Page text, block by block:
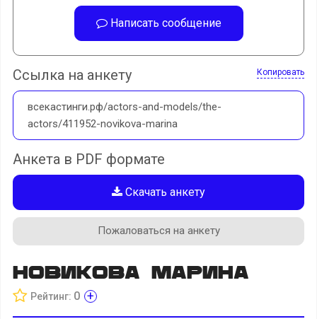
Написать сообщение
Ссылка на анкету Копировать
всекастинги.рф/actors-and-models/the-
actors/411952-novikova-marina
Анкета в PDF формате
Скачать анкету
Пожаловаться на анкету
Новикова Марина
Рейтинг: 0 +